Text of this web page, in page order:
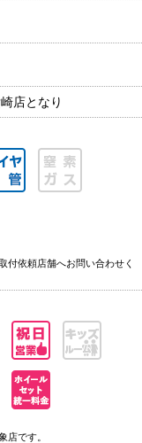
店となり
付依頼店舗へお問い合わせく
店です。